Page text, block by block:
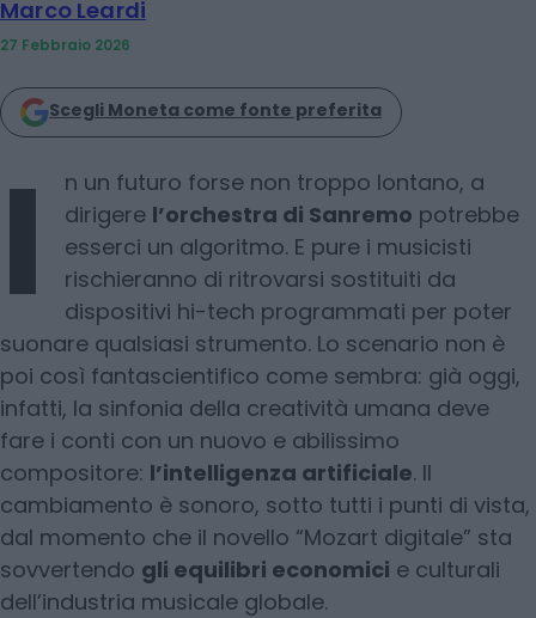
Marco Leardi
27 Febbraio 2026
Scegli Moneta come fonte preferita
I
n un futuro forse non troppo lontano, a
dirigere l’orchestra di Sanremo potrebbe
esserci un algoritmo. E pure i musicisti
rischieranno di ritrovarsi sostituiti da
dispositivi hi-tech programmati per poter
suonare qualsiasi strumento. Lo scenario non è
poi così fantascientifico come sembra: già oggi,
infatti, la sinfonia della creatività umana deve
fare i conti con un nuovo e abilissimo
compositore: l’intelligenza artificiale. Il
cambiamento è sonoro, sotto tutti i punti di vista,
dal momento che il novello “Mozart digitale” sta
sovvertendo gli equilibri economici e culturali
dell’industria musicale globale.